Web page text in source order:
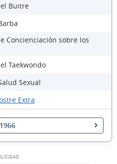
Buitre
Concienciación sobre los
Taekwondo
Sexual
Extra